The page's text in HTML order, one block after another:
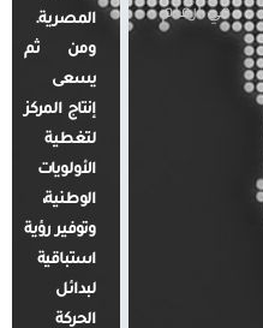
في أرقام
المصرية.
ومن ثم
يسعى
إنتاج المركز
لتغطية
الأولويات
الوطنية،
وتوفير رؤية
استباقية
لبدائل
الحركة